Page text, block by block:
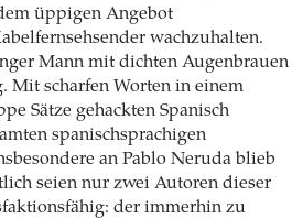
üppigen Angebot
wachzuhalten.
Mann mit dichten Augenbrauen
Mit scharfen Worten in einem
Sätze gehackten Spanisch
spanischsprachigen
an Pablo Neruda blieb
seien nur zwei Autoren dieser
der immerhin zu